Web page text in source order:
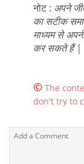
नोट : अपने
का सटीक
माध्यम से
कर सकते हैं |
© The
don't try to